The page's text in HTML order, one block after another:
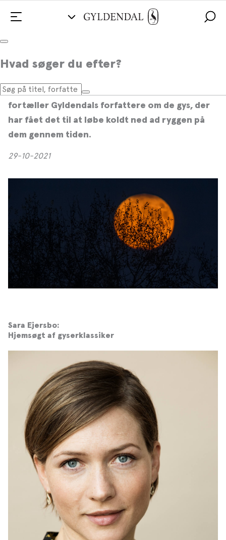
Hvad søger du efter?
Forfatternes 6 yndlingsgys for børn &
unge
Halloween er lige om hjørnet, og i den anledning
fortæller Gyldendals forfattere om de gys, der
har fået det til at løbe koldt ned ad ryggen på
dem gennem tiden.
29-10-2021
Sara Ejersbo:
Hjemsøgt af gyserklassiker